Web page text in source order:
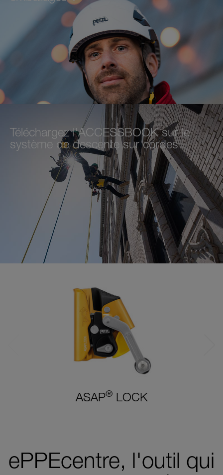
Téléchargez l'ACCESSBOOK sur le
système de descente sur cordes
ASAP® LOCK
ePPEcentre, l'outil qui